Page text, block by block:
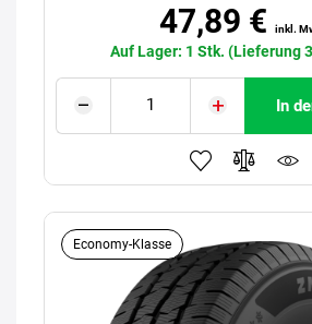
47,89 € inkl.
Auf Lager: 1 Stk. (Lieferung
In
Economy-Klasse